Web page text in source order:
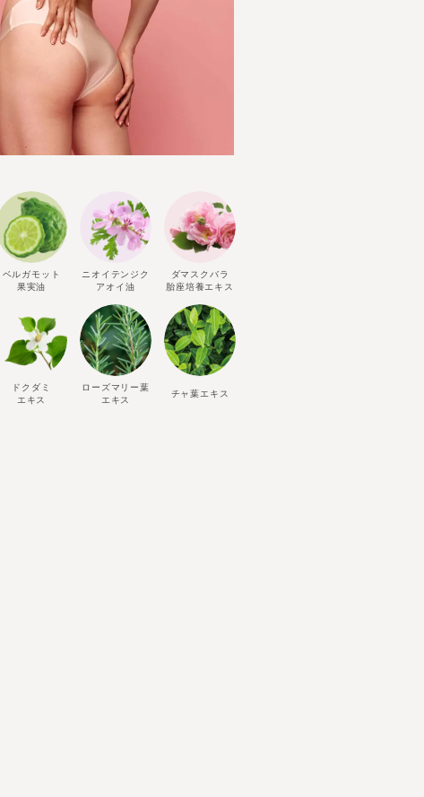
ベルガモット
果実油
ニオイテンジク
アオイ油
ダマスクバラ
胎座培養エキス
ドクダミ
エキス
ローズマリー葉
エキス
チャ葉エキス